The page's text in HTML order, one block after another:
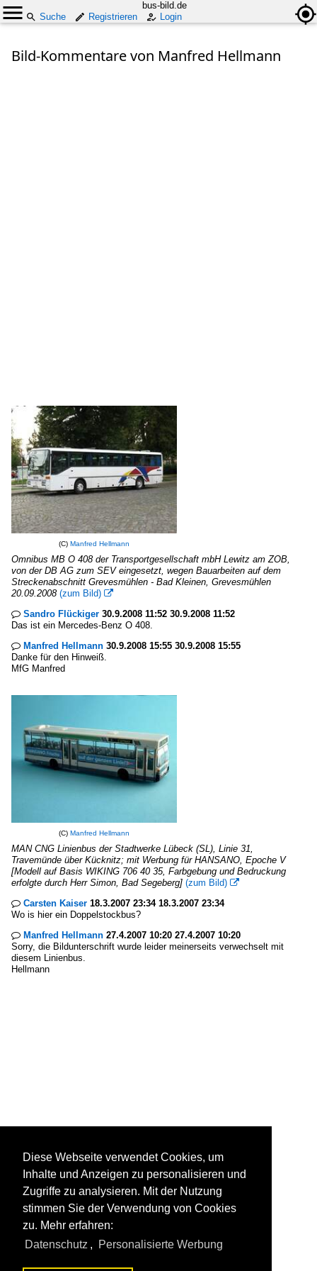
bus-bild.de
Suche
Registrieren Login
Bild-Kommentare von Manfred Hellmann
(C) Manfred Hellmann
Omnibus MB O 408 der Transportgesellschaft mbH Lewitz am ZOB,
von der DB AG zum SEV eingesetzt, wegen Bauarbeiten auf dem
Streckenabschnitt Grevesmühlen - Bad Kleinen, Grevesmühlen
20.09.2008 (zum Bild) 
 Sandro Flückiger 30.9.2008 11:52 30.9.2008 11:52
Das ist ein Mercedes-Benz O 408.
 Manfred Hellmann 30.9.2008 15:55 30.9.2008 15:55
Danke für den Hinweiß.
MfG Manfred
(C) Manfred Hellmann
MAN CNG Linienbus der Stadtwerke Lübeck (SL), Linie 31,
Travemünde über Kücknitz; mit Werbung für HANSANO, Epoche V
[Modell auf Basis WIKING 706 40 35, Farbgebung und Bedruckung
erfolgte durch Herr Simon, Bad Segeberg] (zum Bild) 
 Carsten Kaiser 18.3.2007 23:34 18.3.2007 23:34
Wo is hier ein Doppelstockbus?
 Manfred Hellmann 27.4.2007 10:20 27.4.2007 10:20
Sorry, die Bildunterschrift wurde leider meinerseits verwechselt mit
diesem Linienbus.
Hellmann
Diese Webseite verwendet Cookies, um
Inhalte und Anzeigen zu personalisieren und
Zugriffe zu analysieren. Mit der Nutzung
stimmen Sie der Verwendung von Cookies
zu. Mehr erfahren:
Datenschutz , Personalisierte Werbung